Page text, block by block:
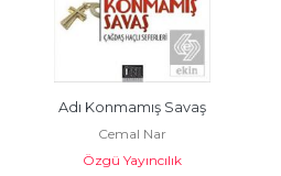
Adı Konmamış Savaş
Cemal Nar
Özgü Yayıncılık